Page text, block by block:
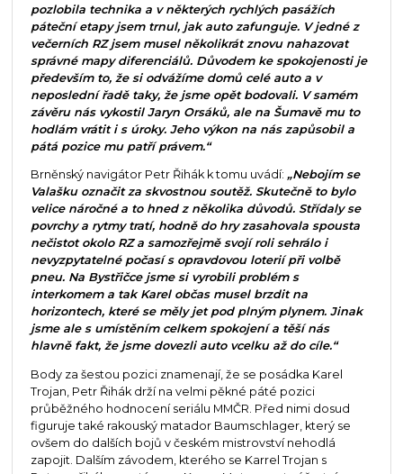
pozlobila technika a v některých rychlých pasážích
páteční etapy jsem trnul, jak auto zafunguje. V jedné z
večerních RZ jsem musel několikrát znovu nahazovat
správné mapy diferenciálů. Důvodem ke spokojenosti je
především to, že si odvážíme domů celé auto a v
neposlední řadě taky, že jsme opět bodovali. V samém
závěru nás vykostil Jaryn Orsáků, ale na Šumavě mu to
hodlám vrátit i s úroky. Jeho výkon na nás zapůsobil a
pátá pozice mu patří právem.“
Brněnský navigátor Petr Řihák k tomu uvádí: „Nebojím se
Valašku označit za skvostnou soutěž. Skutečně to bylo
velice náročné a to hned z několika důvodů. Střídaly se
povrchy a rytmy tratí, hodně do hry zasahovala spousta
nečistot okolo RZ a samozřejmě svojí roli sehrálo i
nevyzpytatelné počasí s opravdovou loterií při volbě
pneu. Na Bystřičce jsme si vyrobili problém s
interkomem a tak Karel občas musel brzdit na
horizontech, které se měly jet pod plným plynem. Jinak
jsme ale s umístěním celkem spokojení a těší nás
hlavně fakt, že jsme dovezli auto vcelku až do cíle.“
Body za šestou pozici znamenají, že se posádka Karel
Trojan, Petr Řihák drží na velmi pěkné páté pozici
průběžného hodnocení seriálu MMČR. Před nimi dosud
figuruje také rakouský matador Baumschlager, který se
ovšem do dalších bojů v českém mistrovství nehodlá
zapojit. Dalším závodem, kterého se Karrel Trojan s